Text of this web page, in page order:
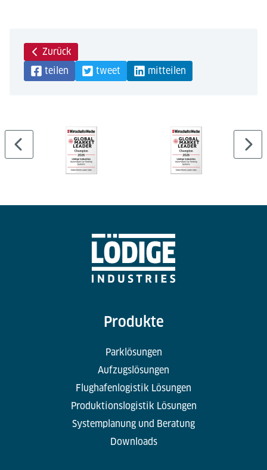
Zurück
teilen
tweet mitteilen
Produkte
Parklösungen
Aufzugslösungen
Flughafenlogistik Lösungen
Produktionslogistik Lösungen
Systemplanung und Beratung
Downloads